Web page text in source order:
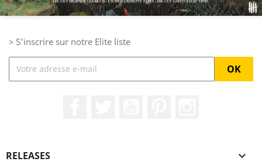
> S'inscrire sur notre Elite liste
RELEASES 